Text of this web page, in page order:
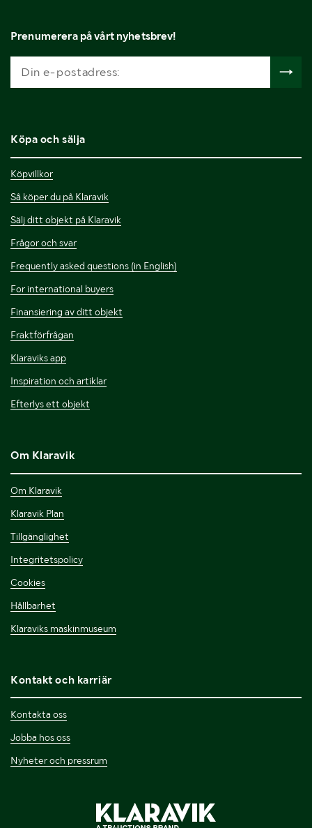
Prenumerera på vårt nyhetsbrev!
Köpa och sälja
Köpvillkor
Så köper du på Klaravik
Sälj ditt objekt på Klaravik
Frågor och svar
Frequently asked questions (in English)
For international buyers
Finansiering av ditt objekt
Fraktförfrågan
Klaraviks app
Inspiration och artiklar
Efterlys ett objekt
Om Klaravik
Om Klaravik
Klaravik Plan
Tillgänglighet
Integritetspolicy
Cookies
Hållbarhet
Klaraviks maskinmuseum
Kontakt och karriär
Kontakta oss
Jobba hos oss
Nyheter och pressrum